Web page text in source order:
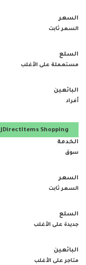
السعر ثابت
مستعملة على الأغلب
أفراد
JDirectItems Shopping
سوق
السعر ثابت
جديدة على الأغلب
متاجر على الأغلب